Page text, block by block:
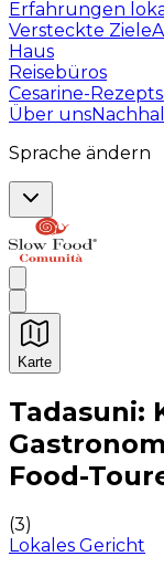
Erfahrungen
Versteckte Ziele
Haus
Reisebüros
Cesarine-
Über uns
Sprache ändern
Karte
Unvergessliche
Tadasuni:
Food-
(3)
Lokales Gericht